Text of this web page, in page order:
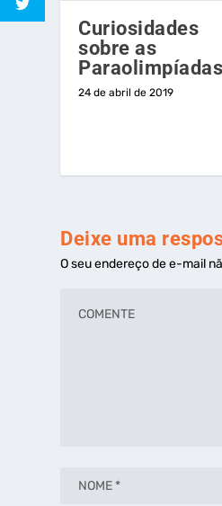
Curiosidades
sobre as
Paraolimpíadas
24 de abril de 2019
Deixe uma
O seu endereço de e-mail